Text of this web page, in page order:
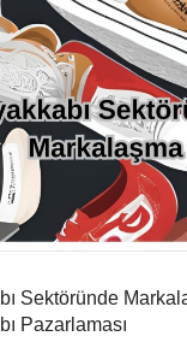
Sektöründe
Pazarlaması